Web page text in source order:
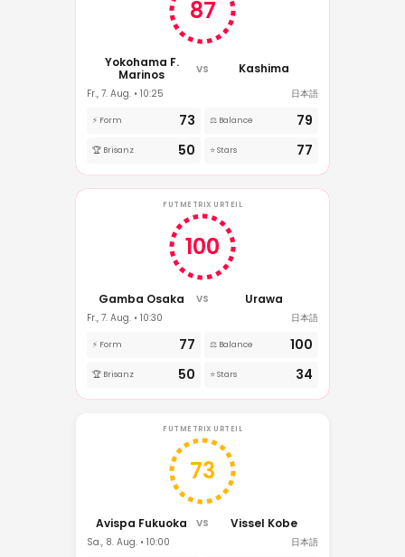
87
Yokohama F.
Marinos
VS Kashima
Fr., 7. Aug. • 10:25 日本語
⚡ Form 73 ⚖️ Balance 79
🏆 Brisanz 50 ⭐ Stars 77
FUTMETRIX URTEIL
100
Gamba Osaka VS Urawa
Fr., 7. Aug. • 10:30 日本語
⚡ Form 77 ⚖️ Balance 100
🏆 Brisanz 50 ⭐ Stars 34
FUTMETRIX URTEIL
73
Avispa Fukuoka VS Vissel Kobe
Sa., 8. Aug. • 10:00 日本語